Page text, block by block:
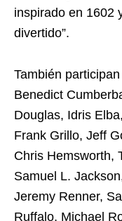
inspirado en 1602
divertido”.
También
Benedict
Douglas, Idris
Frank Grillo, Jeff
Chris Hemsworth,
Samuel L.
Jeremy Renner,
Ruffalo, Michael